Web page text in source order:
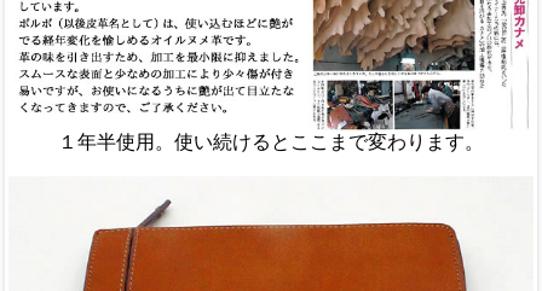
１年半使用。使い続けるとここまで変わります。